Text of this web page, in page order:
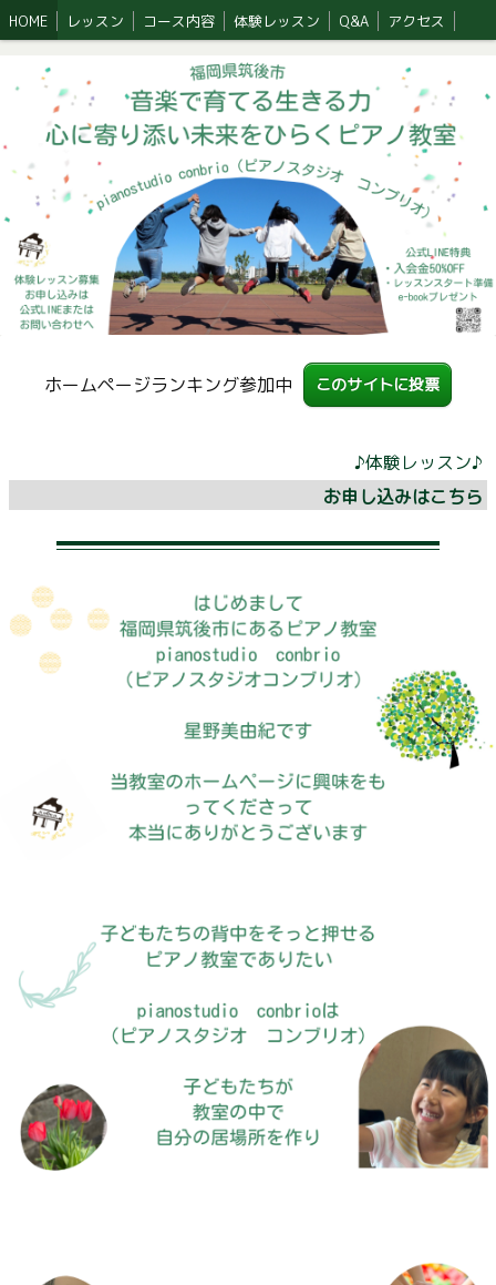
HOME レッスン コース内容 体験レッスン Q&A アクセス
ホームページランキング参加中 このサイトに投票
♪体験レッスン♪
お申し込みはこちら